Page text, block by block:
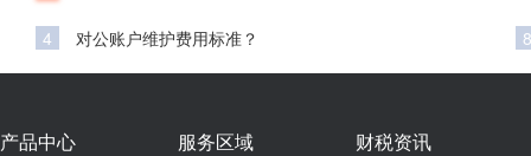
4 对公账户维护费用标准？ 8
产品中心 服务区域 财税资讯